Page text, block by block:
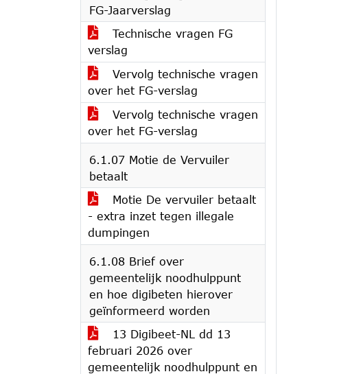
FG-Jaarverslag
Technische vragen FG
verslag
Vervolg technische vragen
over het FG-verslag
Vervolg technische vragen
over het FG-verslag
6.1.07 Motie de Vervuiler
betaalt
Motie De vervuiler betaalt
- extra inzet tegen illegale
dumpingen
6.1.08 Brief over
gemeentelijk noodhulppunt
en hoe digibeten hierover
geïnformeerd worden
13 Digibeet-NL dd 13
februari 2026 over
gemeentelijk noodhulppunt en